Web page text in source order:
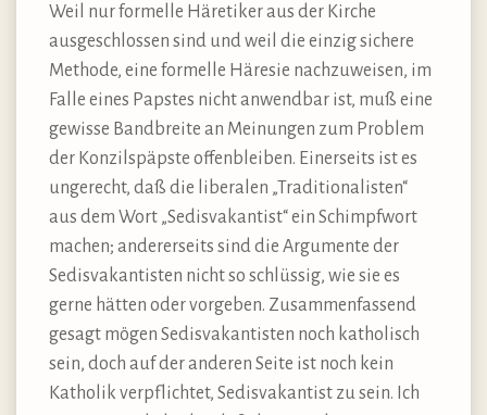
Weil nur formelle Häretiker aus der Kirche
ausgeschlossen sind und weil die einzig sichere
Methode, eine formelle Häresie nachzuweisen, im
Falle eines Papstes nicht anwendbar ist, muß eine
gewisse Bandbreite an Meinungen zum Problem
der Konzilspäpste offenbleiben. Einerseits ist es
ungerecht, daß die liberalen „Traditionalisten“
aus dem Wort „Sedisvakantist“ ein Schimpfwort
machen; andererseits sind die Argumente der
Sedisvakantisten nicht so schlüssig, wie sie es
gerne hätten oder vorgeben. Zusammenfassend
gesagt mögen Sedisvakantisten noch katholisch
sein, doch auf der anderen Seite ist noch kein
Katholik verpflichtet, Sedisvakantist zu sein. Ich